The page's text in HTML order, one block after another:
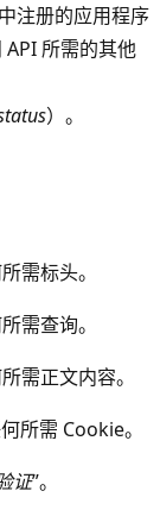
注册的应用程序
所需的其他
）。
需标头。
需查询。
需正文内容。
所需 Cookie。
证”。